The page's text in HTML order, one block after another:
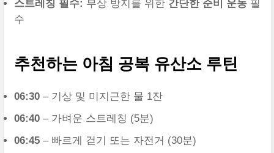
스트레칭 필수: 부상 방지를 위한 간단한 준비 운동필
수
추천하는 아침 공복 유산소 루틴
06:30– 기상 및 미지근한 물 1잔
06:40– 가벼운 스트레칭 (5분)
06:45– 빠르게 걷기 또는 자전거 (30분)